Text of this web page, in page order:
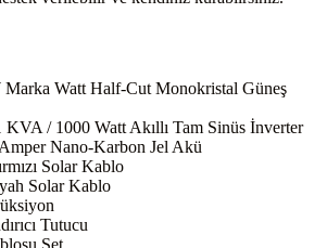
Watt Half-Cut Monokristal Güneş
KVA / 1000 Watt Akıllı Tam Sinüs İnverter
Nano-Karbon Jel Akü
Solar Kablo
Solar Kablo
Tutucu
Set